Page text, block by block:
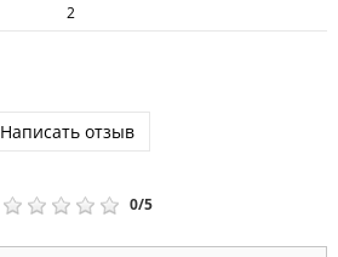
2
Написать отзыв
0/5